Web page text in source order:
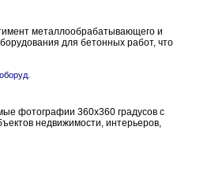
металлообрабатывающего и
для бетонных работ, что
фотографии 360х360 градусов с
недвижимости, интерьеров,